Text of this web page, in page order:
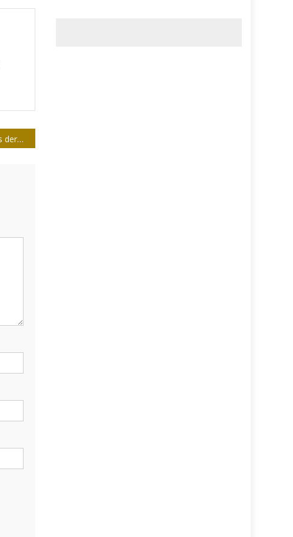
Geosemiótica de los derechos humanos